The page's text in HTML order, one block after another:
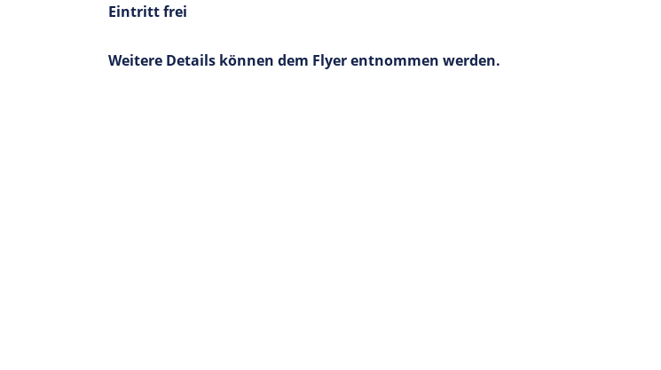
Eintritt frei
Weitere Details können dem Flyer entnommen werden.